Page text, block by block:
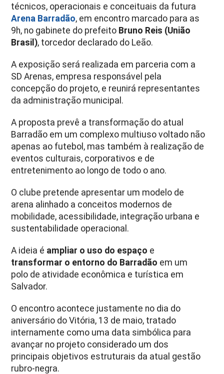
técnicos, operacionais e conceituais da futura
Arena Barradão, em encontro marcado para as
9h, no gabinete do prefeito Bruno Reis (União
Brasil), torcedor declarado do Leão.
A exposição será realizada em parceria com a
SD Arenas, empresa responsável pela
concepção do projeto, e reunirá representantes
da administração municipal.
A proposta prevê a transformação do atual
Barradão em um complexo multiuso voltado não
apenas ao futebol, mas também à realização de
eventos culturais, corporativos e de
entretenimento ao longo de todo o ano.
O clube pretende apresentar um modelo de
arena alinhado a conceitos modernos de
mobilidade, acessibilidade, integração urbana e
sustentabilidade operacional.
A ideia é ampliar o uso do espaço e
transformar o entorno do Barradão em um
polo de atividade econômica e turística em
Salvador.
O encontro acontece justamente no dia do
aniversário do Vitória, 13 de maio, tratado
internamente como uma data simbólica para
avançar no projeto considerado um dos
principais objetivos estruturais da atual gestão
rubro-negra.